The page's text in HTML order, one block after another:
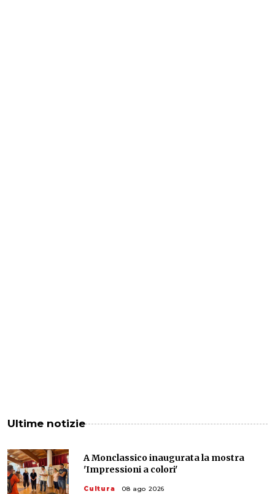
Ultime notizie
A Monclassico inaugurata la mostra
'Impressioni a colori'
Cultura 08 ago 2026